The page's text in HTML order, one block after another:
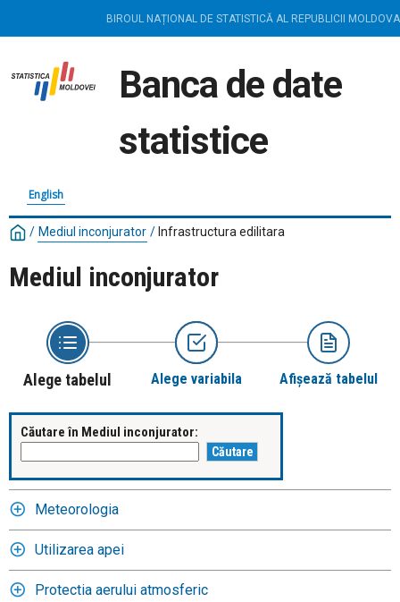
BIROUL NAȚIONAL DE STATISTICĂ AL REPUBLICII MOLDOVA
Banca de date
statistice
English
/ Mediul inconjurator / Infrastructura edilitara
Mediul inconjurator
Alege tabelul Alege variabila Afișează tabelul
Căutare în Mediul inconjurator:
Meteorologia
Utilizarea apei
Protectia aerului atmosferic